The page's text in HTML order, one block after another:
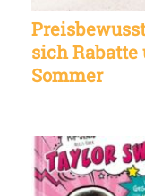
sich Rabatte
Sommer